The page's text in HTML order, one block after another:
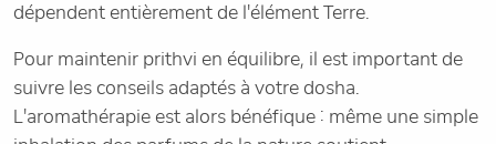
dépendent entièrement de l'élément Terre.
Pour maintenir prithvi en équilibre, il est important de
suivre les conseils adaptés à votre dosha.
L'aromathérapie est alors bénéfique : même une simple